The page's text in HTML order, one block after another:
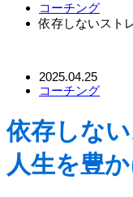
コーチング
依存しないスト
2025.04.25
コーチング
依存しな
人生を豊